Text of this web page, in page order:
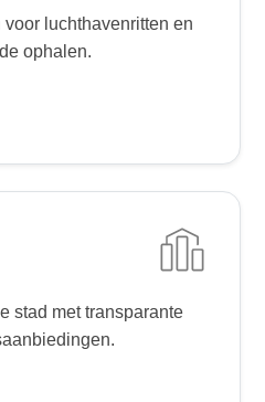
luchthavenritten en
ophalen.
stad met transparante